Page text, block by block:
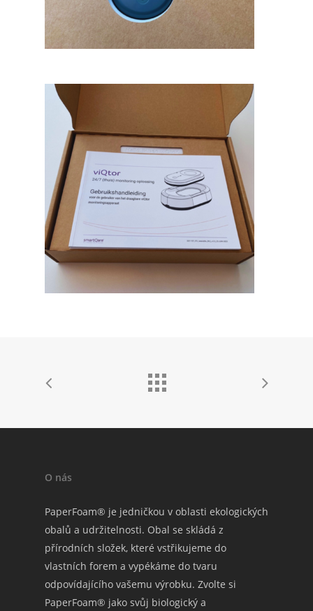
O nás
PaperFoam® je jedničkou v oblasti ekologických
obalů a udržitelnosti. Obal se skládá z
přírodních složek, které vstřikujeme do
vlastních forem a vypékáme do tvaru
odpovídajícího vašemu výrobku. Zvolte si
PaperFoam® jako svůj biologický a